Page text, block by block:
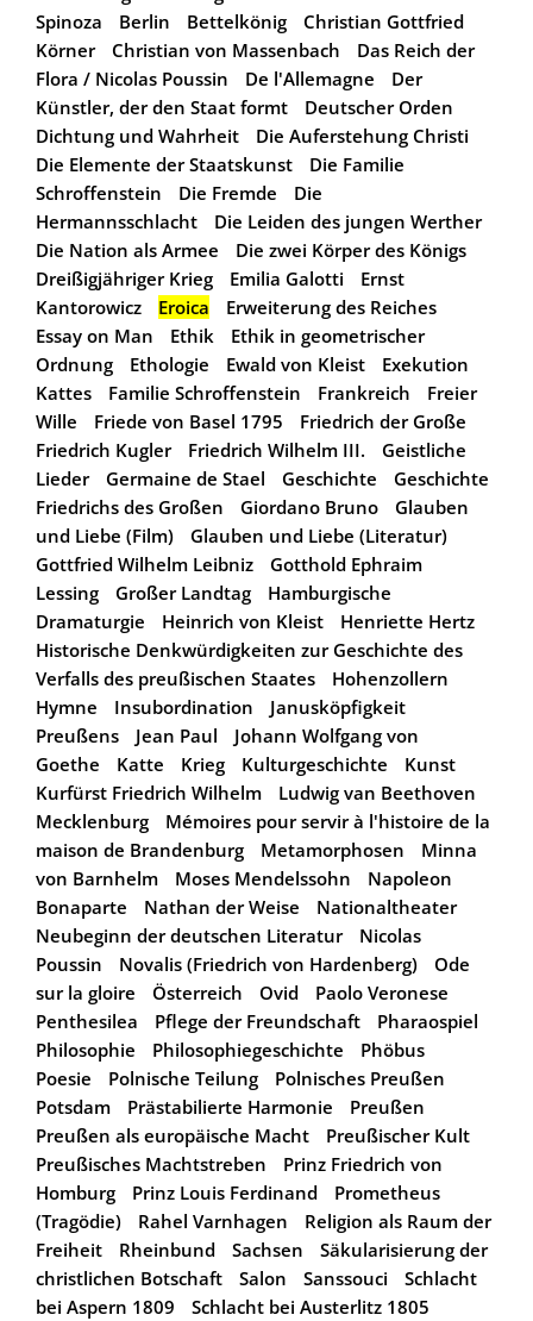
Spinoza
Berlin Bettelkönig
Christian Gottfried
Körner
Christian von Massenbach
Das Reich der
Flora / Nicolas Poussin
De l'Allemagne
Der
Künstler, der den Staat formt
Deutscher Orden
Dichtung und Wahrheit
Die Auferstehung Christi
Die Elemente der Staatskunst
Die Familie
Schroffenstein
Die Fremde
Die
Hermannsschlacht
Die Leiden des jungen Werther
Die Nation als Armee
Die zwei Körper des Königs
Dreißigjähriger Krieg
Emilia Galotti
Ernst
Kantorowicz
Eroica
Erweiterung des Reiches
Essay on Man
Ethik
Ethik in geometrischer
Ordnung
Ethologie Ewald von Kleist
Exekution
Kattes
Familie Schroffenstein Frankreich
Freier
Wille
Friede von Basel 1795
Friedrich der Große
Friedrich Kugler
Friedrich Wilhelm III.
Geistliche
Lieder
Germaine de Stael Geschichte
Geschichte
Friedrichs des Großen
Giordano Bruno
Glauben
und Liebe (Film)
Glauben und Liebe (Literatur)
Gottfried Wilhelm Leibniz
Gotthold Ephraim
Lessing
Großer Landtag
Hamburgische
Dramaturgie
Heinrich von Kleist
Henriette Hertz
Historische Denkwürdigkeiten zur Geschichte des
Verfalls des preußischen Staates
Hohenzollern
Hymne
Insubordination
Janusköpfigkeit
Preußens
Jean Paul
Johann Wolfgang von
Goethe
Katte Krieg Kulturgeschichte
Kunst
Kurfürst Friedrich Wilhelm
Ludwig van Beethoven
Mecklenburg
Mémoires pour servir à l'histoire de la
maison de Brandenburg
Metamorphosen
Minna
von Barnhelm
Moses Mendelssohn
Napoleon
Bonaparte
Nathan der Weise
Nationaltheater
Neubeginn der deutschen Literatur
Nicolas
Poussin
Novalis (Friedrich von Hardenberg)
Ode
sur la gloire
Österreich Ovid
Paolo Veronese
Penthesilea
Pflege der Freundschaft
Pharaospiel
Philosophie
Philosophiegeschichte
Phöbus
Poesie
Polnische Teilung
Polnisches Preußen
Potsdam
Prästabilierte Harmonie
Preußen
Preußen als europäische Macht
Preußischer Kult
Preußisches Machtstreben
Prinz Friedrich von
Homburg
Prinz Louis Ferdinand
Prometheus
(Tragödie)
Rahel Varnhagen
Religion als Raum der
Freiheit
Rheinbund Sachsen
Säkularisierung der
christlichen Botschaft
Salon Sanssouci
Schlacht
bei Aspern 1809
Schlacht bei Austerlitz 1805